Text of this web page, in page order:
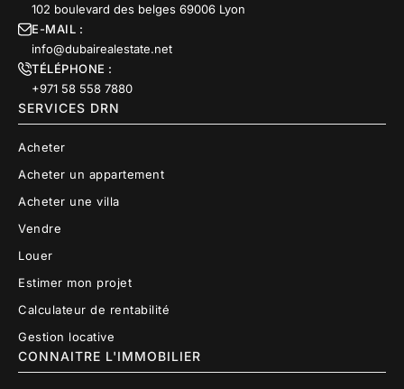
102 boulevard des belges 69006 Lyon
E-MAIL :
info@dubairealestate.net
TÉLÉPHONE :
+971 58 558 7880
SERVICES DRN
Acheter
Acheter un appartement
Acheter une villa
Vendre
Louer
Estimer mon projet
Calculateur de rentabilité
Gestion locative
CONNAITRE L'IMMOBILIER